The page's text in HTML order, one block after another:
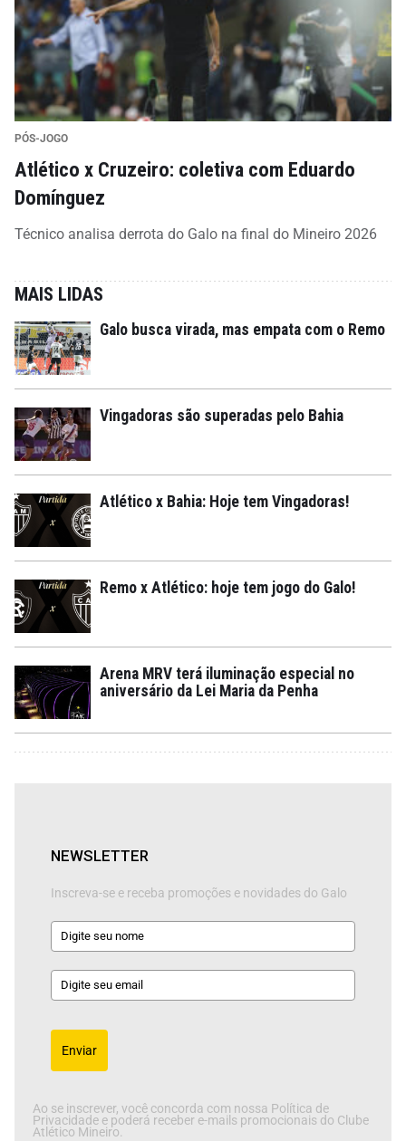
PÓS-JOGO
Atlético x Cruzeiro: coletiva com Eduardo
Domínguez
Técnico analisa derrota do Galo na final do Mineiro 2026
MAIS LIDAS
Galo busca virada, mas empata com o Remo
Vingadoras são superadas pelo Bahia
Atlético x Bahia: Hoje tem Vingadoras!
Remo x Atlético: hoje tem jogo do Galo!
Arena MRV terá iluminação especial no
aniversário da Lei Maria da Penha
NEWSLETTER
Inscreva-se e receba promoções e novidades do Galo
Enviar
Ao se inscrever, você concorda com nossa Política de
Privacidade e poderá receber e-mails promocionais do Clube
Atlético Mineiro.